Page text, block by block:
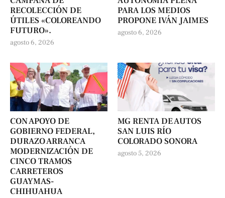
RECOLECCIÓN DE
ÚTILES «COLOREANDO
FUTURO».
agosto 6, 2026
PARA LOS MEDIOS
PROPONE IVÁN JAIMES
agosto 6, 2026
CON APOYO DE
GOBIERNO FEDERAL,
DURAZO ARRANCA
MODERNIZACIÓN DE
CINCO TRAMOS
CARRETEROS
GUAYMAS-
CHIHUAHUA
MG RENTA DE AUTOS
SAN LUIS RÍO
COLORADO SONORA
agosto 5, 2026